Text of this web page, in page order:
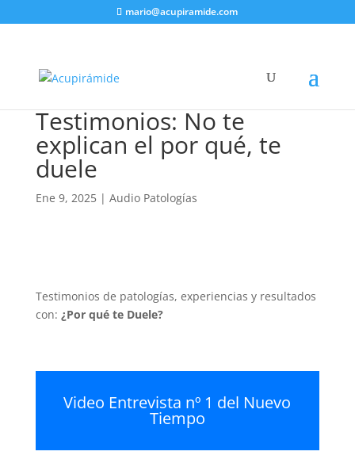
mario@acupiramide.com
Testimonios: No te
explican el por qué, te
duele
Ene 9, 2025| Audio Patologías
Testimonios de patologías, experiencias y resultados
con: ¿Por qué te Duele?
Video Entrevista nº 1 del Nuevo
Tiempo